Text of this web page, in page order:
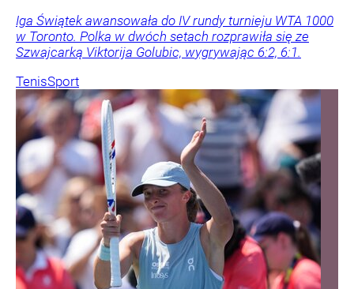
Iga Świątek awansowała do IV rundy turnieju WTA 1000
w Toronto. Polka w dwóch setach rozprawiła się ze
Szwajcarką Viktorija Golubic, wygrywając 6:2, 6:1.
TenisSport